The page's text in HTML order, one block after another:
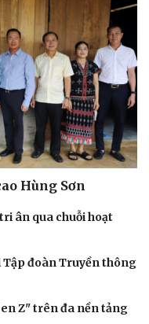
Hùng Sơn
ân qua chuỗi hoạt
Tập đoàn Truyền thông
Z" trên đa nền tảng